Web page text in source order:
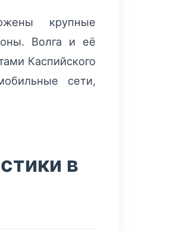
крупные
Волга и её
Каспийского
сети,
в